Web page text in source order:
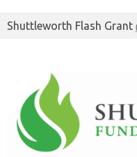
Shuttleworth Flash